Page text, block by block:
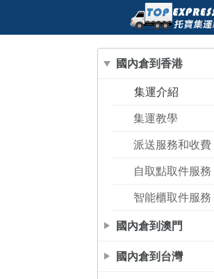
國內倉到香港
集運介紹
集運教學
派送服務和收費
自取點取件服務
智能櫃取件服務
國內倉到澳門
國內倉到台灣